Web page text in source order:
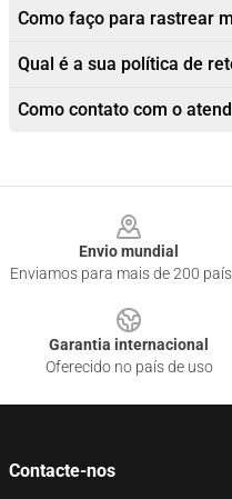
Como faço para rastrear
Qual é a sua política de
Como contato com o
Envio mundial
Enviamos para mais de 200
Garantia internacional
Oferecido no país de uso
Contacte-nos